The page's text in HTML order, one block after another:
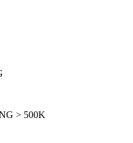
> 500K